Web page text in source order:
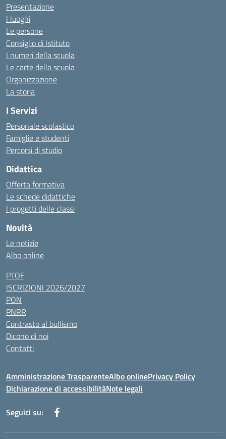
Presentazione
I luoghi
Le persone
Consiglio di Istituto
I numeri della scuola
Le carte della scuola
Organizzazione
La storia
I Servizi
Personale scolastico
Famiglie e studenti
Percorsi di studio
Didattica
Offerta formativa
Le schede didattiche
I progetti delle classi
Novità
Le notizie
Albo online
PTOF
ISCRIZIONI 2026/2027
PON
PNRR
Contrasto al bullismo
Dicono di noi
Contatti
Amministrazione TrasparenteAlbo onlinePrivacy Policy
Dichiarazione di accessibilitàNote legali
Seguici su: